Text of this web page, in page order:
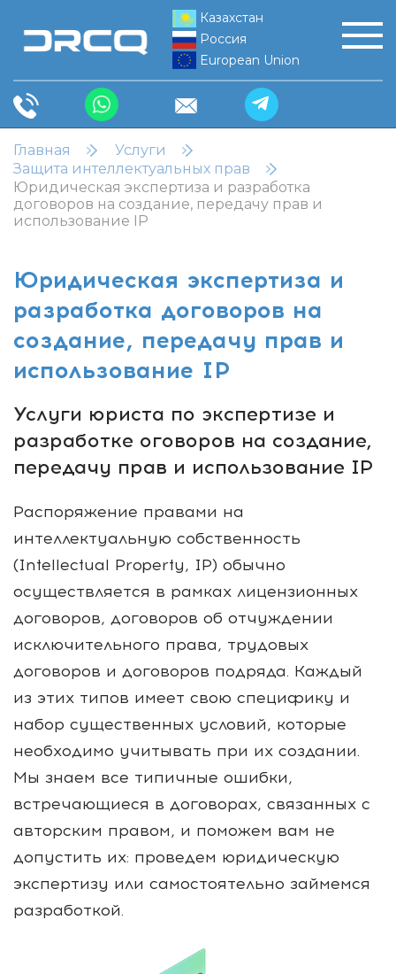
Казахстан
Россия
European Union
Главная
Услуги
Защита интеллектуальных прав
Юридическая экспертиза и разработка
договоров на создание, передачу прав и
использование IP
Юридическая экспертиза и
разработка договоров на
создание, передачу прав и
использование IP
Услуги юриста по экспертизе и
разработке оговоров на создание,
передачу прав и использование IP
Распоряжение правами на
интеллектуальную собственность
(Intellectual Property, IP) обычно
осуществляется в рамках лицензионных
договоров, договоров об отчуждении
исключительного права, трудовых
договоров и договоров подряда. Каждый
из этих типов имеет свою специфику и
набор существенных условий, которые
необходимо учитывать при их создании.
Мы знаем все типичные ошибки,
встречающиеся в договорах, связанных с
авторским правом, и поможем вам не
допустить их: проведем юридическую
экспертизу или самостоятельно займемся
разработкой.